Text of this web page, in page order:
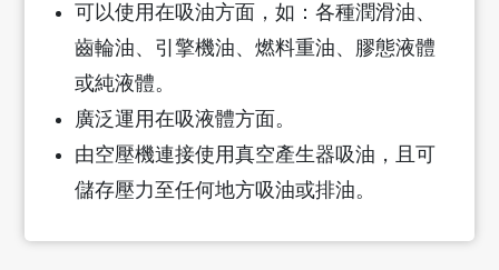
可以使用在吸油方面，如：各種潤滑油、
齒輪油、引擎機油、燃料重油、膠態液體
或純液體。
廣泛運用在吸液體方面。
由空壓機連接使用真空產生器吸油，且可
儲存壓力至任何地方吸油或排油。